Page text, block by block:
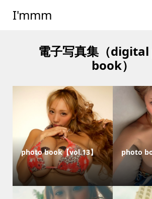
I'mmm
電子写真集（
book）
photo book【vol.13】 photo